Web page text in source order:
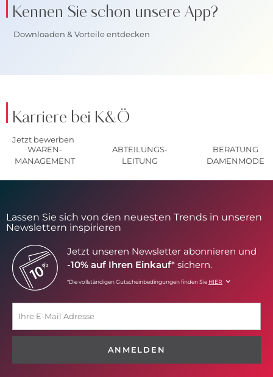
Kennen Sie schon unsere App?
Downloaden & Vorteile entdecken
Karriere bei K&Ö
Jetzt bewerben
WAREN-
MANAGEMENT
ABTEILUNGS-
LEITUNG
BERATUNG
DAMENMODE
Lassen Sie sich von den neuesten Trends in unseren
Newslettern inspirieren
Jetzt unseren Newsletter abonnieren und
-10% auf Ihren Einkauf* sichern.
*Die vollständigen Gutscheinbedingungen finden Sie HIER
ANMELDEN